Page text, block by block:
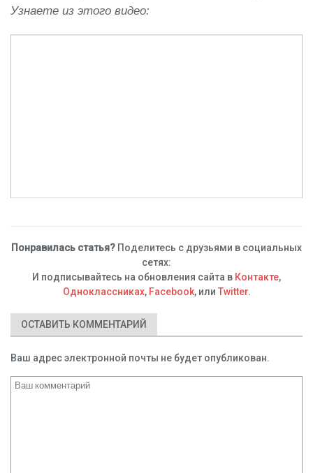
Узнаете из этого видео:
Понравилась статья? Поделитесь с друзьями в социальных
сетях:
И подписывайтесь на обновления сайта в Контакте,
Одноклассниках, Facebook, или Twitter.
ОСТАВИТЬ КОММЕНТАРИЙ
Ваш адрес электронной почты не будет опубликован.